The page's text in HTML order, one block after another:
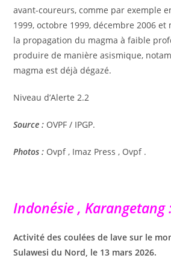
avant-coureurs, comme par exemple
1999, octobre 1999, décembre 2006 et
la propagation du magma à faible
produire de manière asismique,
magma est déjà dégazé.
Niveau d’Alerte 2.2
Source : OVPF / IPGP.
Photos : Ovpf , Imaz Press , Ovpf .
Indonésie , Karangetang
Activité des coulées de lave sur le
Sulawesi du Nord, le 13 mars 2026.